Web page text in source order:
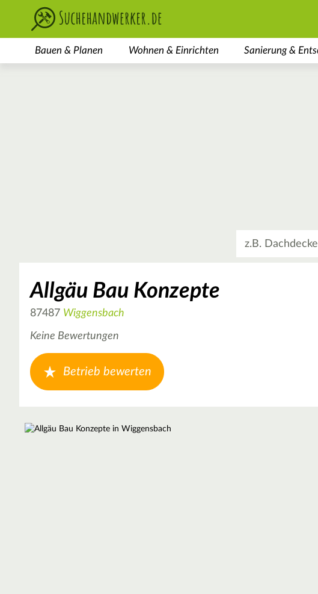
Bauen & Planen Wohnen & Einrichten Sanierung &
Allgäu Bau Konzepte
87487 Wiggensbach
Keine Bewertungen
Betrieb bewerten